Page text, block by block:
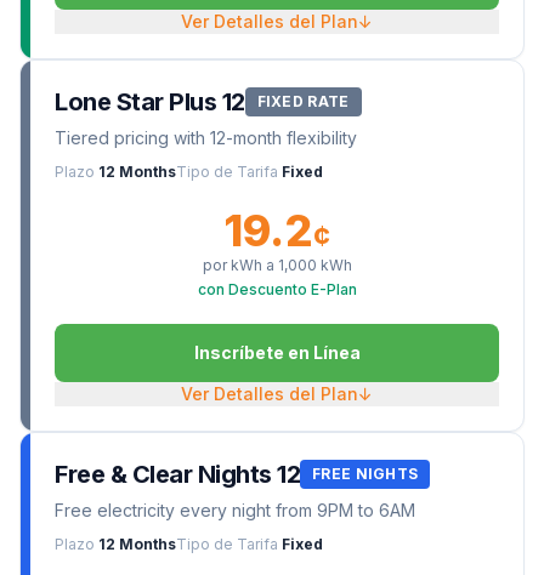
Ver Detalles del Plan↓
Lone Star Plus 12 FIXED RATE
Tiered pricing with 12-month flexibility
Plazo 12 MonthsTipo de Tarifa Fixed
19.2¢
por kWh a 1,000 kWh
con Descuento E-Plan
Inscríbete en Línea
Ver Detalles del Plan↓
Free & Clear Nights 12 FREE NIGHTS
Free electricity every night from 9PM to 6AM
Plazo 12 MonthsTipo de Tarifa Fixed